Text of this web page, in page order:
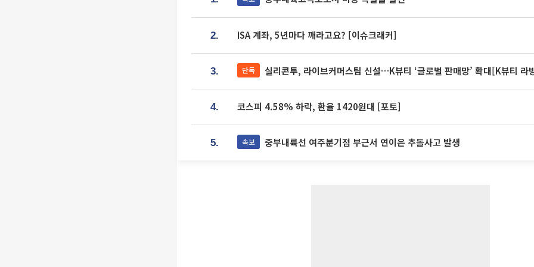
2. ISA 계좌, 5년마다 깨라고요? [이슈크래커]
3. 단독 실리콘투, 라이브커머스팀 신설…K뷰티 ‘글로벌 판매망’ 확대[K뷰티 라
4. 코스피 4.58% 하락, 환율 1420원대 [포토]
5. 속보 중부내륙선 여주분기점 부근서 연이은 추돌사고 발생